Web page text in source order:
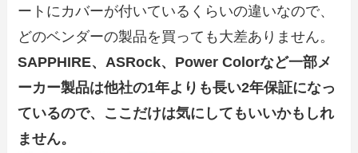
ートにカバーが付いているくらいの違いなので、
どのベンダーの製品を買っても大差ありません。
SAPPHIRE、ASRock、Power Colorなど一部メ
ーカー製品は他社の1年よりも長い2年保証になっ
ているので、ここだけは気にしてもいいかもしれ
ません。